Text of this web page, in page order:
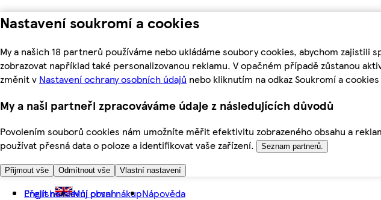
Nastavení soukromí a cookies
My a našich 18 partnerů používáme nebo ukládáme soubory cookies, abychom
zobrazovat například také personalizovanou reklamu. V opačném případě zůstanou
změnit v Nastavení ochrany osobních údajů nebo kliknutím na odkaz Soukromí a
My a naši partneři zpracováváme údaje z následujících důvodů
Povolením souborů cookies nám umožníte měřit efektivitu zobrazeného obsahu a
používat přesná data o poloze a identifikovat vaše zařízení.
Seznam partnerů.
Přijmout vše Odmítnout vše Vlastní nastavení
Přejít na hlavní obsah
English Můj první nákupNápověda